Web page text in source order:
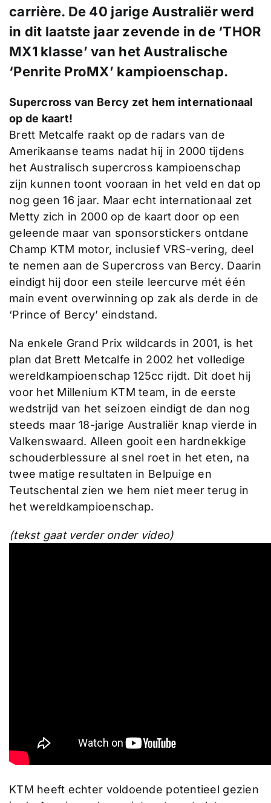
carrière. De 40 jarige Australiër werd
in dit laatste jaar zevende in de ‘THOR
MX1 klasse’ van het Australische
‘Penrite ProMX’ kampioenschap.
Supercross van Bercy zet hem internationaal
op de kaart!
Brett Metcalfe raakt op de radars van de
Amerikaanse teams nadat hij in 2000 tijdens
het Australisch supercross kampioenschap
zijn kunnen toont vooraan in het veld en dat op
nog geen 16 jaar. Maar echt internationaal zet
Metty zich in 2000 op de kaart door op een
geleende maar van sponsorstickers ontdane
Champ KTM motor, inclusief VRS-vering, deel
te nemen aan de Supercross van Bercy. Daarin
eindigt hij door een steile leercurve mét één
main event overwinning op zak als derde in de
‘Prince of Bercy’ eindstand.
Na enkele Grand Prix wildcards in 2001, is het
plan dat Brett Metcalfe in 2002 het volledige
wereldkampioenschap 125cc rijdt. Dit doet hij
voor het Millenium KTM team, in de eerste
wedstrijd van het seizoen eindigt de dan nog
steeds maar 18-jarige Australiër knap vierde in
Valkenswaard. Alleen gooit een hardnekkige
schouderblessure al snel roet in het eten, na
twee matige resultaten in Belpuige en
Teutschental zien we hem niet meer terug in
het wereldkampioenschap.
(tekst gaat verder onder video)
KTM heeft echter voldoende potentieel gezien